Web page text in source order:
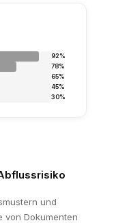
TARGET BENCHMARK
+18% +12%
und
von Dokumenten